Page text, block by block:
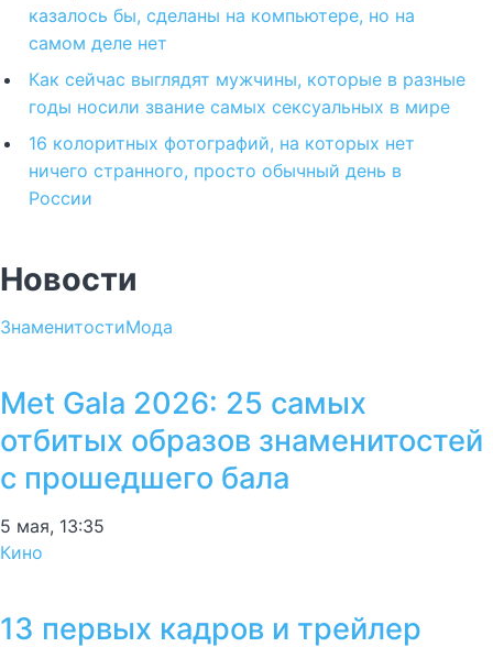
казалось бы, сделаны на компьютере, но на
самом деле нет
Как сейчас выглядят мужчины, которые в разные
годы носили звание самых сексуальных в мире
16 колоритных фотографий, на которых нет
ничего странного, просто обычный день в
России
Новости
ЗнаменитостиМода
Met Gala 2026: 25 самых
отбитых образов знаменитостей
с прошедшего бала
5 мая, 13:35
Кино
13 первых кадров и трейлер